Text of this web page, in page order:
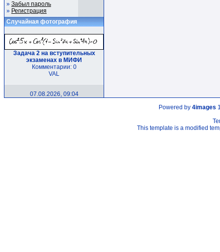
» Забыл пароль
» Регистрация
Случайная фотография
Задача 2 на вступительных
экзаменах в МИФИ
Комментарии: 0
VAL
07.08.2026, 09:04
Powered by 4images
This template is a modified